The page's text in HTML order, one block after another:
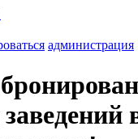
администрация